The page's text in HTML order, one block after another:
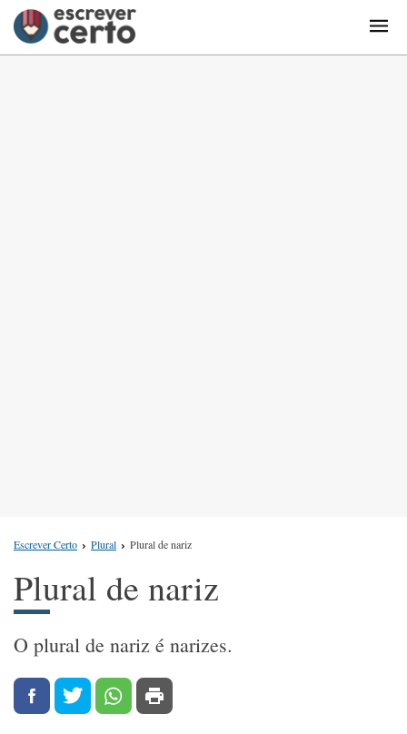
Escrever Certo Plural Plural de nariz
Plural de nariz
O plural de nariz é narizes.